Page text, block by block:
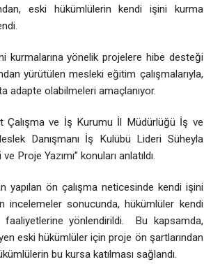
eski hükümlülerin kendi işini kurma
kurmalarına yönelik projelere hibe desteği
yürütülen mesleki eğitim çalışmalarıyla,
adapte olabilmeleri amaçlanıyor.
Çalışma ve İş Kurumu İl Müdürlüğü İş ve
Danışmanı İş Kulübü Lideri Süheyla
Proje Yazımı” konuları anlatıldı.
yapılan ön çalışma neticesinde kendi işini
incelemeler sonucunda, hükümlüler kendi
yönlendirildi. Bu kapsamda,
eski hükümlüler için proje ön şartlarından
bu kursa katılması sağlandı.